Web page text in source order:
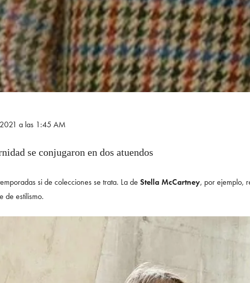
a las 1:45 AM
se conjugaron en dos atuendos
si de colecciones se trata. La de Stella McCartney, por ejemplo,
de estilismo.